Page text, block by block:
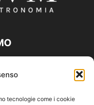
tecnologie come i cookie